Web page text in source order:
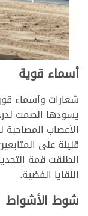
أسماء قوية
شعارات وأسماء
يسودها الصمت
الأعصاب المصاحبة
قليلة على
انطلقت قمة
اللقايا الفضية.
شوط الأشواط